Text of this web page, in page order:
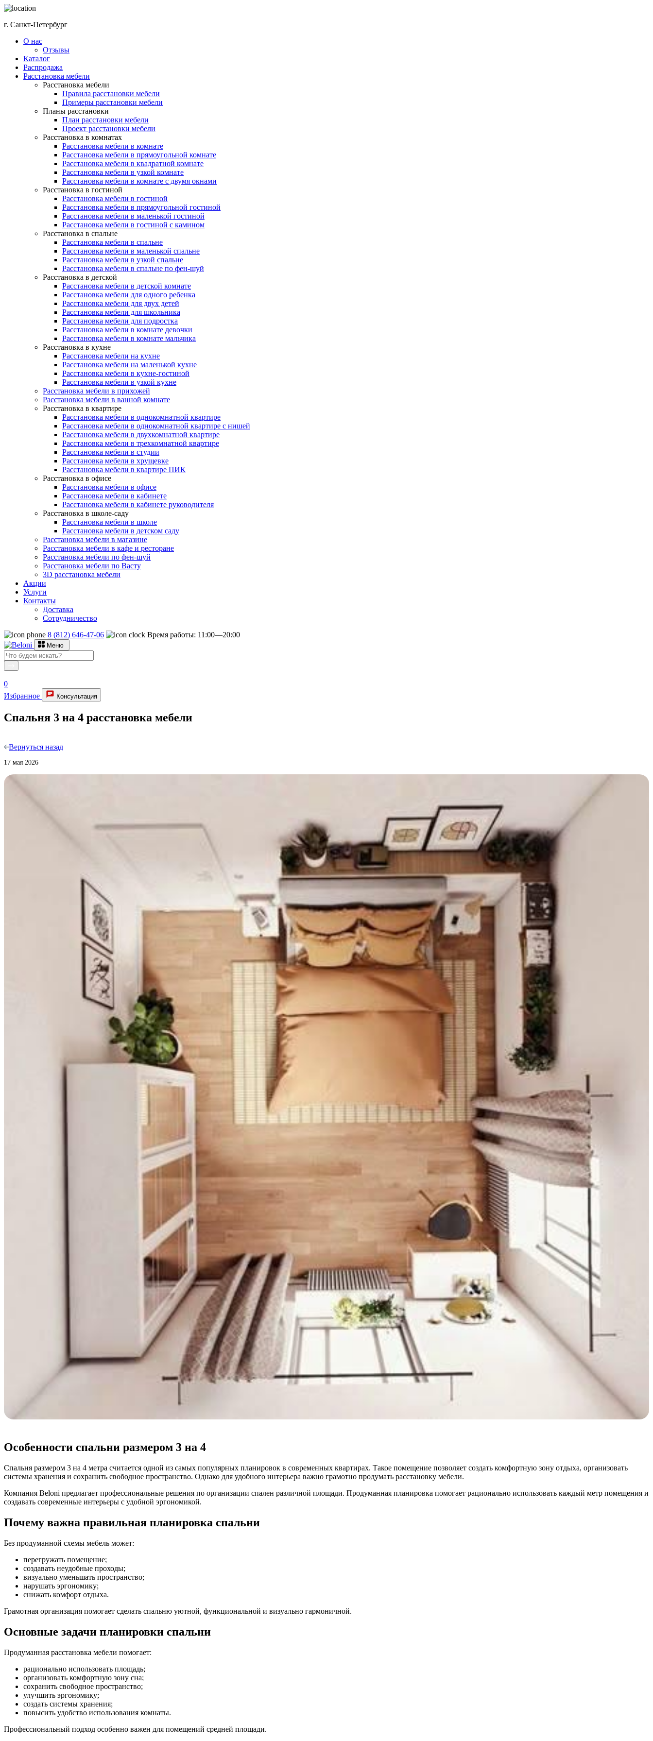
г. Санкт-Петербург
О нас
Отзывы
Каталог
Распродажа
Расстановка мебели
Расстановка мебели
Правила расстановки мебели
Примеры расстановки мебели
Планы расстановки
План расстановки мебели
Проект расстановки мебели
Расстановка в комнатах
Расстановка мебели в комнате
Расстановка мебели в прямоугольной комнате
Расстановка мебели в квадратной комнате
Расстановка мебели в узкой комнате
Расстановка мебели в комнате с двумя окнами
Расстановка в гостиной
Расстановка мебели в гостиной
Расстановка мебели в прямоугольной гостиной
Расстановка мебели в маленькой гостиной
Расстановка мебели в гостиной с камином
Расстановка в спальне
Расстановка мебели в спальне
Расстановка мебели в маленькой спальне
Расстановка мебели в узкой спальне
Расстановка мебели в спальне по фен-шуй
Расстановка в детской
Расстановка мебели в детской комнате
Расстановка мебели для одного ребенка
Расстановка мебели для двух детей
Расстановка мебели для школьника
Расстановка мебели для подростка
Расстановка мебели в комнате девочки
Расстановка мебели в комнате мальчика
Расстановка в кухне
Расстановка мебели на кухне
Расстановка мебели на маленькой кухне
Расстановка мебели в кухне-гостиной
Расстановка мебели в узкой кухне
Расстановка мебели в прихожей
Расстановка мебели в ванной комнате
Расстановка в квартире
Расстановка мебели в однокомнатной квартире
Расстановка мебели в однокомнатной квартире с нишей
Расстановка мебели в двухкомнатной квартире
Расстановка мебели в трехкомнатной квартире
Расстановка мебели в студии
Расстановка мебели в хрущевке
Расстановка мебели в квартире ПИК
Расстановка в офисе
Расстановка мебели в офисе
Расстановка мебели в кабинете
Расстановка мебели в кабинете руководителя
Расстановка в школе-саду
Расстановка мебели в школе
Расстановка мебели в детском саду
Расстановка мебели в магазине
Расстановка мебели в кафе и ресторане
Расстановка мебели по фен-шуй
Расстановка мебели по Васту
3D расстановка мебели
Акции
Услуги
Контакты
Доставка
Сотрудничество
8 (812) 646-47-06
Время работы: 11:00—20:00
Меню
0
Избранное
Консультация
Спальня 3 на 4 расстановка мебели
Вернуться назад
17 мая 2026
Особенности спальни размером 3 на 4
Спальня размером 3 на 4 метра считается одной из самых популярных планировок в современных квартирах. Такое помещение позволяет создать комфортную зону отдыха, организовать
системы хранения и сохранить свободное пространство. Однако для удобного интерьера важно грамотно продумать расстановку мебели.
Компания Beloni предлагает профессиональные решения по организации спален различной площади. Продуманная планировка помогает рационально использовать каждый метр помещения и
создавать современные интерьеры с удобной эргономикой.
Почему важна правильная планировка спальни
Без продуманной схемы мебель может:
перегружать помещение;
создавать неудобные проходы;
визуально уменьшать пространство;
нарушать эргономику;
снижать комфорт отдыха.
Грамотная организация помогает сделать спальню уютной, функциональной и визуально гармоничной.
Основные задачи планировки спальни
Продуманная расстановка мебели помогает:
рационально использовать площадь;
организовать комфортную зону сна;
сохранить свободное пространство;
улучшить эргономику;
создать системы хранения;
повысить удобство использования комнаты.
Профессиональный подход особенно важен для помещений средней площади.